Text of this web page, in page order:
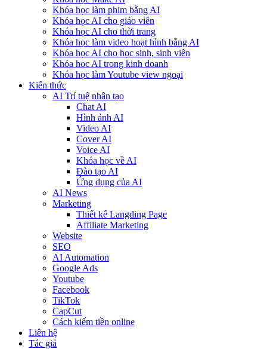
Khóa học làm phim bằng AI
Khóa học AI cho giáo viên
Khóa học AI cho thời trang
Khóa học làm video hoạt hình bằng AI
Khóa học AI cho học sinh, sinh viên
Khóa hoc AI trong kinh doanh
Khóa học làm Youtube view ngoại
Kiến thức
AI Trí tuệ nhân tạo
Chat AI
Hình ảnh AI
Video AI
Cover AI
Voice AI
Khóa học về AI
Đào tạo AI
Ứng dụng của AI
AI News
Marketing
Thiết kế Langding Page
Affiliate Marketing
Website
SEO
AI Automation
Google Ads
Youtube
Facebook
TikTok
CapCut
Cách kiếm tiền online
Liên hệ
Tác giả